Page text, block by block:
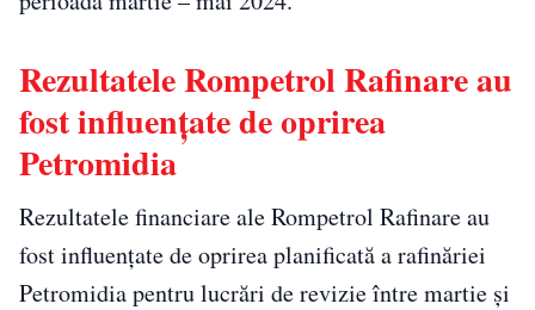
Rezultatele Rompetrol Rafinare au
fost influențate de oprirea
Petromidia
Rezultatele financiare ale Rompetrol Rafinare au
fost influențate de oprirea planificată a rafinăriei
Petromidia pentru lucrări de revizie între martie și